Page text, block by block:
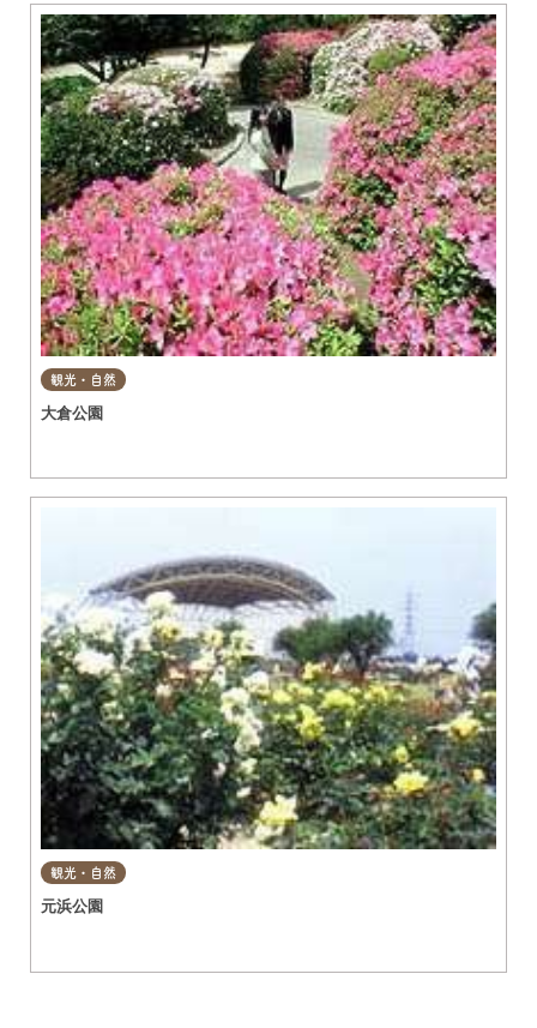
観光・自然
大倉公園
観光・自然
元浜公園